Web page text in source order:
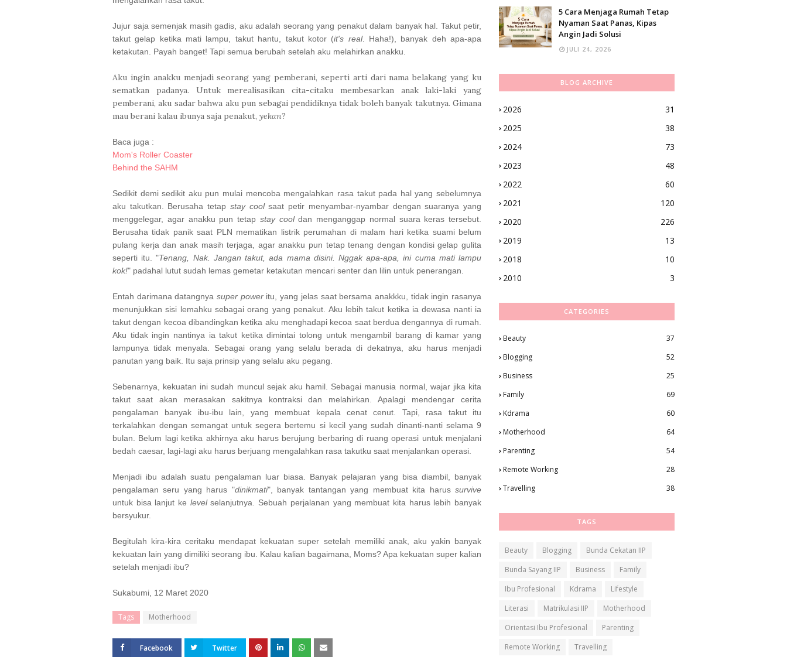
Jujur saja semenjak masih gadis, aku adalah seorang yang penakut dalam banyak hal. Takut petir,
takut gelap ketika mati lampu, takut hantu, takut kotor (it's real. Haha!), banyak deh apa-apa
ketakutan. Payah banget! Tapi semua berubah setelah aku melahirkan anakku.
Aku ingin anakku menjadi seorang yang pemberani, seperti arti dari nama belakang yang ku
sematkan padanya. Untuk merealisasikan cita-citaku membesarkan anak laki-laki yang
pemberani, aku sadar bahwa aku pun sebagai pendidiknya tidak boleh banyak takutnya. Gimana
mau berani kalau ibunya saja penakut, yekan?
Baca juga :
Mom's Roller Coaster
Behind the SAHM
Sedikit demi sedikit aku pun mulai mencoba mengalahkan rasa takut pada hal yang sebelumnya
aku takutkan. Berusaha tetap stay coolsaat petir menyambar-nyambar dengan suaranya yang
menggelegar, agar anakku pun tetap stay cooldan menganggap normal suara keras tersebut.
Berusaha tidak panik saat PLN mematikan listrik perumahan di malam hari ketika suami belum
pulang kerja dan anak masih terjaga, agar anakku pun tetap tenang dengan kondisi gelap gulita
seperti itu. "Tenang, Nak. Jangan takut, ada mama disini. Nggak apa-apa, ini cuma mati lampu
kok!" padahal lutut sudah lemas gemetar ketakutan mencari senter dan lilin untuk penerangan.
Entah darimana datangnyasuper poweritu, yang jelas saat bersama anakkku, tidak ingin rasanya
menunjukkan sisi lemahku sebagai orang yang penakut. Aku lebih takut ketika ia dewasa nanti ia
takut dengan kecoa dibandingkan ketika aku menghadapi kecoa saat berdua dengannya di rumah.
Aku tidak ingin nantinya ia takut ketika dimintai tolong untuk mengambil barang di kamar yang
lampunya tidak menyala. Sebagai orang yang selalu berada di dekatnya, aku harus menjadi
panutan yang baik. Itu saja prinsip yang selalu aku pegang.
Sebenarnya, kekuatan ini sudah muncul sejak aku hamil. Sebagai manusia normal, wajar jika kita
takut saat akan merasakan sakitnya kontraksi dan melahirkan. Apalagi mendengar cerita
pengalaman banyak ibu-ibu lain, yang membuat kepala cenat cenut. Tapi, rasa takut itu
terkalahkan dengan semangat untuk segera bertemu si kecil yang sudah dinanti-nanti selama 9
bulan. Belum lagi ketika akhirnya aku harus berujung berbaring di ruang operasi untuk menjalani
bedah caesar, lagi-lagi aku harus berjuang mengalahkan rasa takutku saat menjalankan operasi.
Menjadi ibu adalah suatu pengalaman luar biasa. Banyak pelajaran yang bisa diambil, banyak
pengalaman seru yang harus "dinikmati", banyak tantangan yang membuat kita harussurvive
untuk bisa lanjut ke levelselanjutnya. Sebuah perjalanan yang membuat kita harus lebih banyak
bersyukur.
Begitulah kira-kira ceritaku mendapat kekuatan super setelah memiliki anak, aku yakin banyak
kekuatan lain yang dimiliki seorang ibu. Kalau kalian bagaimana, Moms? Apa kekuatan super kalian
setelah menjadi ibu?
Sukabumi, 12 Maret 2020
Tags Motherhood
Facebook Twitter
5 Cara Menjaga Rumah Tetap
Nyaman Saat Panas, Kipas
Angin Jadi Solusi
JULI 24, 2026
BLOG ARCHIVE
2026
31
2025
38
2024
73
2023
48
2022
60
2021
120
2020
226
2019
13
2018
10
2010
3
CATEGORIES
Beauty
37
Blogging
52
Business
25
Family
69
Kdrama
60
Motherhood
64
Parenting
54
Remote Working
28
Travelling
38
TAGS
Beauty Blogging
Bunda Cekatan IIP
Bunda Sayang IIP
Business
Family
Ibu Profesional
Kdrama
Lifestyle
Literasi
Matrikulasi IIP
Motherhood
Orientasi Ibu Profesional
Parenting
Remote Working
Travelling